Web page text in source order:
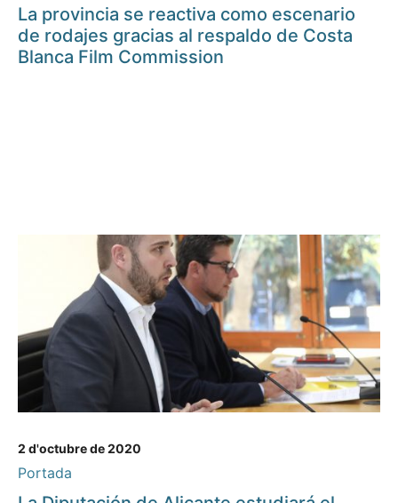
La provincia se reactiva como escenario
de rodajes gracias al respaldo de Costa
Blanca Film Commission
2 d'octubre de 2020
Portada